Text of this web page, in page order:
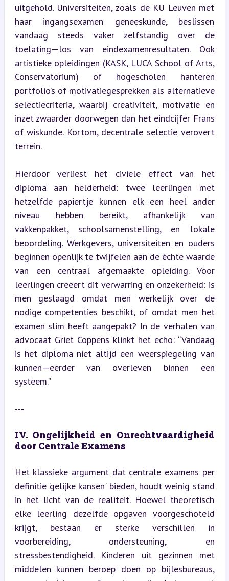
uitgehold. Universiteiten, zoals de KU Leuven met
haar ingangsexamen geneeskunde, beslissen
vandaag steeds vaker zelfstandig over de
toelating—los van eindexamenresultaten. Ook
artistieke opleidingen (KASK, LUCA School of Arts,
Conservatorium) of hogescholen hanteren
portfolio’s of motivatiegesprekken als alternatieve
selectiecriteria, waarbij creativiteit, motivatie en
inzet zwaarder doorwegen dan het eindcijfer Frans
of wiskunde. Kortom, decentrale selectie verovert
terrein.
Hierdoor verliest het civiele effect van het
diploma aan helderheid: twee leerlingen met
hetzelfde papiertje kunnen elk een heel ander
niveau hebben bereikt, afhankelijk van
vakkenpakket, schoolsamenstelling, en lokale
beoordeling. Werkgevers, universiteiten en ouders
beginnen openlijk te twijfelen aan de échte waarde
van een centraal afgemaakte opleiding. Voor
leerlingen creëert dit verwarring en onzekerheid: is
men geslaagd omdat men werkelijk over de
nodige competenties beschikt, of omdat men het
examen slim heeft aangepakt? In de verhalen van
advocaat Griet Coppens klinkt het echo: “Vandaag
is het diploma niet altijd een weerspiegeling van
kunnen—eerder van overleven binnen een
systeem.”
---
IV. Ongelijkheid en Onrechtvaardigheid
door Centrale Examens
Het klassieke argument dat centrale examens per
definitie 'gelijke kansen' bieden, houdt weinig stand
in het licht van de realiteit. Hoewel theoretisch
elke leerling dezelfde opgaven voorgeschoteld
krijgt, bestaan er sterke verschillen in
voorbereiding, ondersteuning, en
stressbestendigheid. Kinderen uit gezinnen met
middelen kunnen beroep doen op bijlesbureaus,